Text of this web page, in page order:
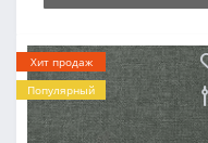
Хит продаж
Популярный